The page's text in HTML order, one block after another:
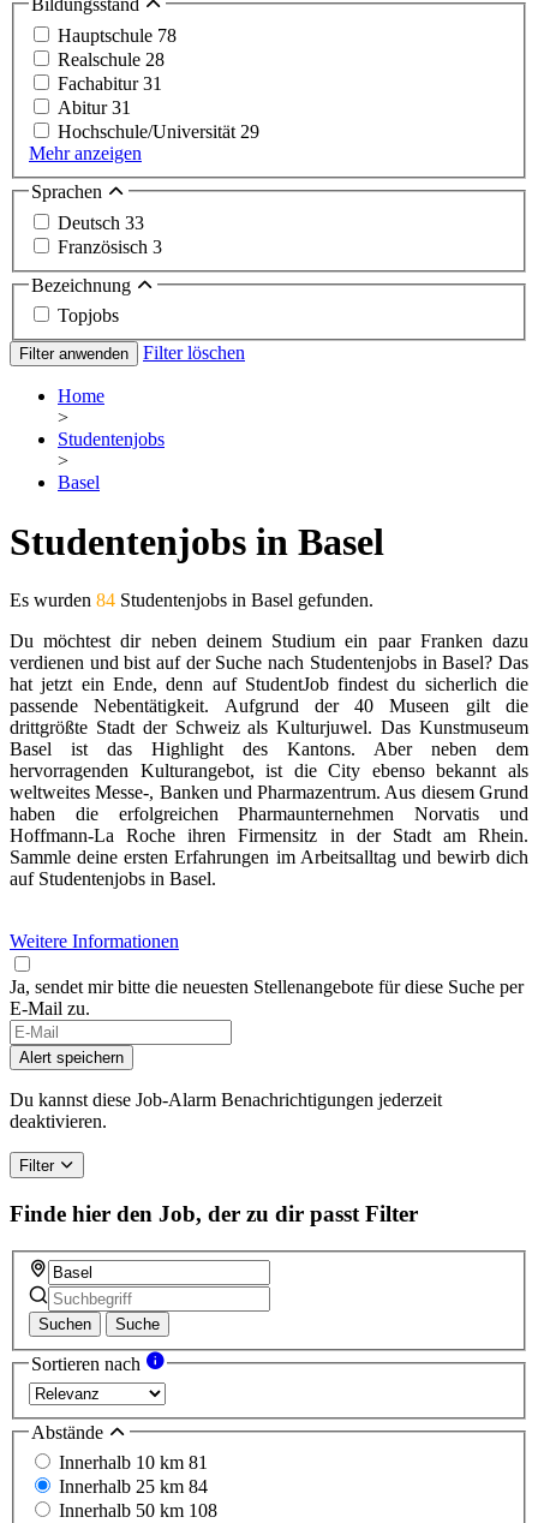
Bildungsstand
Hauptschule 78
Realschule 28
Fachabitur31
Abitur31
Hochschule/Universität 29
Mehr anzeigen
Sprachen
Deutsch 33
Französisch 3
Bezeichnung
Topjobs
Filter anwenden Filter löschen
Home
>
Studentenjobs
>
Basel
Studentenjobs in Basel
Es wurden 84 Studentenjobs in Basel gefunden.
Du möchtest dir neben deinem Studium ein paar Franken dazu
verdienen und bist auf der Suche nach Studentenjobs in Basel? Das
hat jetzt ein Ende, denn auf StudentJob findest du sicherlich die
passende Nebentätigkeit. Aufgrund der 40 Museen gilt die
drittgrößte Stadt der Schweiz als Kulturjuwel. Das Kunstmuseum
Basel ist das Highlight des Kantons. Aber neben dem
hervorragenden Kulturangebot, ist die City ebenso bekannt als
weltweites Messe-, Banken und Pharmazentrum. Aus diesem Grund
haben die erfolgreichen Pharmaunternehmen Norvatis und
Hoffmann-La Roche ihren Firmensitz in der Stadt am Rhein.
Sammle deine ersten Erfahrungen im Arbeitsalltag und bewirb dich
auf Studentenjobs in Basel.
Weitere Informationen
Ja, sendet mir bitte die neuesten Stellenangebote für diese Suche per
E-Mail zu.
If
you
are
a
human,
this
field
Alert speichern
Du kannst diese Job-Alarm Benachrichtigungen jederzeit
deaktivieren.
Filter
Finde hier den Job, der zu dir passt Filter
Suchen Suche
Sortieren nach
Abstände
Innerhalb 10 km 81
Innerhalb 25 km 84
Innerhalb 50 km 108